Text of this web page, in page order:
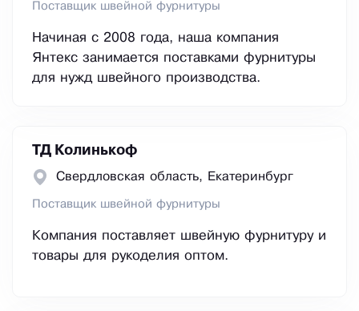
Поставщик швейной фурнитуры
Начиная с 2008 года, наша компания
Янтекс занимается поставками фурнитуры
для нужд швейного производства.
ТД Колинькоф
Свердловская область, Екатеринбург
Поставщик швейной фурнитуры
Компания поставляет швейную фурнитуру и
товары для рукоделия оптом.